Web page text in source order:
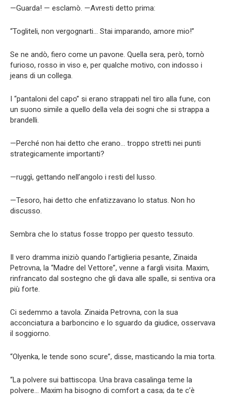
—Guarda! — esclamò. —Avresti detto prima:
“Togliteli, non vergognarti… Stai imparando, amore mio!”
Se ne andò, fiero come un pavone. Quella sera, però, tornò
furioso, rosso in viso e, per qualche motivo, con indosso i
jeans di un collega.
I “pantaloni del capo” si erano strappati nel tiro alla fune, con
un suono simile a quello della vela dei sogni che si strappa a
brandelli.
—Perché non hai detto che erano… troppo stretti nei punti
strategicamente importanti?
—ruggì, gettando nell’angolo i resti del lusso.
—Tesoro, hai detto che enfatizzavano lo status. Non ho
discusso.
Sembra che lo status fosse troppo per questo tessuto.
Il vero dramma iniziò quando l’artiglieria pesante, Zinaida
Petrovna, la “Madre del Vettore”, venne a fargli visita. Maxim,
rinfrancato dal sostegno che gli dava alle spalle, si sentiva ora
più forte.
Ci sedemmo a tavola. Zinaida Petrovna, con la sua
acconciatura a barboncino e lo sguardo da giudice, osservava
il soggiorno.
“Olyenka, le tende sono scure”, disse, masticando la mia torta.
“La polvere sui battiscopa. Una brava casalinga teme la
polvere… Maxim ha bisogno di comfort a casa; da te c’è